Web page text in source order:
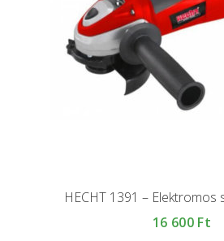
HECHT 1391 – Elektromos
16 600 Ft